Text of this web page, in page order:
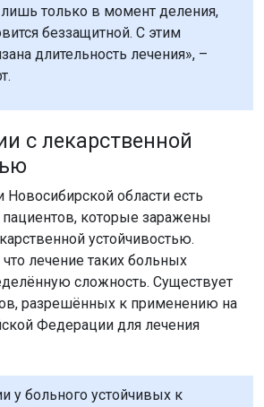
лишь только в момент деления,
беззащитной. С этим
длительность лечения», –
с лекарственной
Новосибирской области есть
пациентов, которые заражены
устойчивостью.
лечение таких больных
сложность. Существует
разрешённых к применению на
Федерации для лечения
у больного устойчивых к